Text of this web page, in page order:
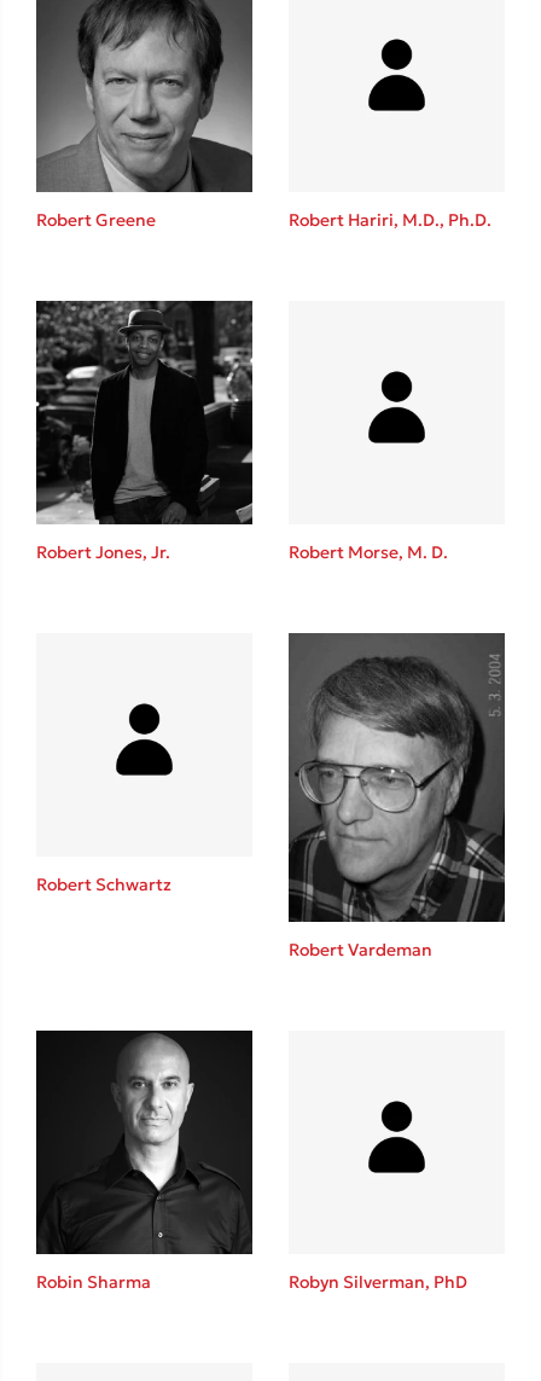
Το λιμάνι μου είσαι εσύ
Ιωάννης Γλωσσόπουλος
Δανάη Δεληγεώργη
Πάνω, κάτω, μπροστά, πίσω
Η μέθοδος Αφήστε τους
Φυστίκι ΠουΚυλάει
Παύλος Καστανάς
El Sombrero
Στέφανος Ξενάκης
Sebastian Fitzek
Freida McFadden
Κατρίνα Τσάνταλη
Robert Greene Robert Hariri, M.D., Ph.D.
Robert Jones, Jr. Robert Morse, M. D.
Robert Schwartz
Robert Vardeman
Robin Sharma Robyn Silverman, PhD